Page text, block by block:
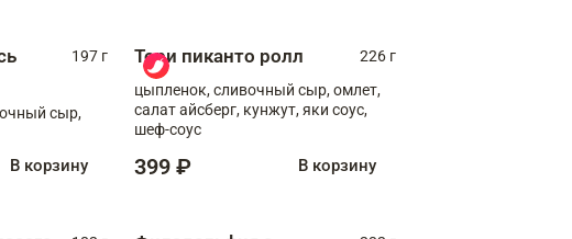
197 г
сыр,
В корзину
Тори пиканто ролл
226 г
цыпленок, сливочный сыр, омлет,
салат айсберг, кунжут, яки соус,
шеф-соус
399 ₽ В корзину